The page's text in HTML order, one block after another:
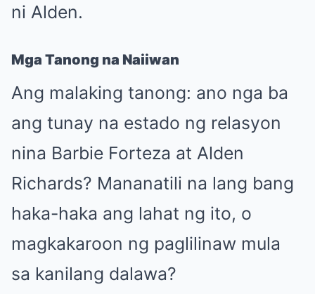
ni Alden.
Mga Tanong na Naiiwan
Ang malaking tanong: ano nga ba
ang tunay na estado ng relasyon
nina Barbie Forteza at Alden
Richards? Mananatili na lang bang
haka-haka ang lahat ng ito, o
magkakaroon ng paglilinaw mula
sa kanilang dalawa?